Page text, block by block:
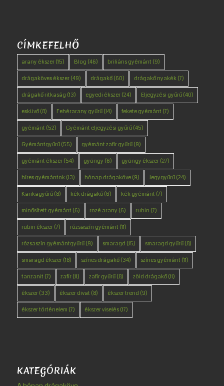
CÍMKEFELHŐ
arany ékszer(15) Blog (46) briliáns gyémánt (9)
drágaköves ékszer(49) drágakő(60) drágakő nyakék(7)
drágakő ritkaság (13) egyedi ékszer(24) Eljegyzési gyűrű(40)
esküvő(8) Fehérarany gyűrű(14) fekete gyémánt (7)
gyémánt (52) Gyémánt eljegyzési gyűrű(45)
Gyémántgyűrű(55) gyémánt zafír gyűrű(9)
gyémánt ékszer(54) gyöngy (6) gyöngy ékszer(27)
híres gyémántok(13) hónap drágaköve(9) Jegygyűrű(24)
Karikagyűrű(8) kék drágakő(6) kék gyémánt (7)
minősített gyémánt (6) rozé arany (6) rubin (7)
rubin ékszer(7) rózsaszín gyémánt (11)
rózsaszín gyémántgyűrű(9) smaragd (15) smaragd gyűrű(8)
smaragd ékszer(18) színes drágakő(34) színes gyémánt (11)
tanzanit (7) zafír(11) zafír gyűrű(8) zöld drágakő(11)
ékszer(33) ékszer divat (8) ékszer trend (9)
ékszer történelem (7) ékszer viselés(17)
KATEGÓRIÁK